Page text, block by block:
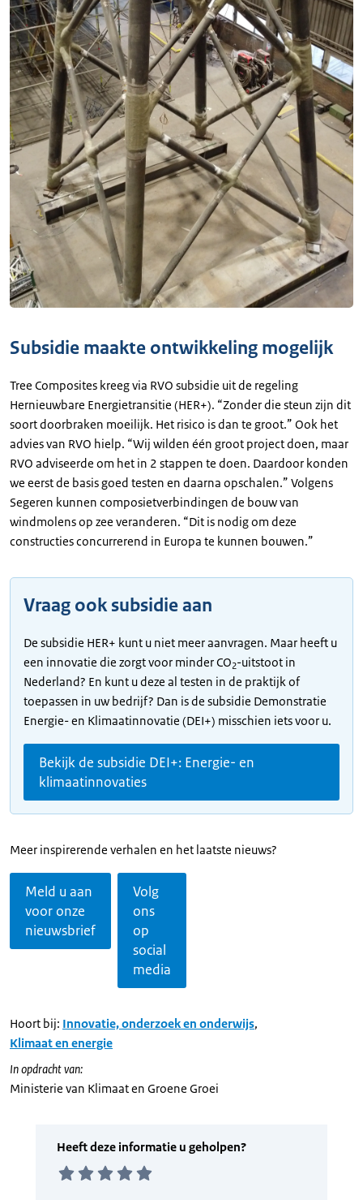
Subsidie maakte ontwikkeling mogelijk
Tree Composites kreeg via RVO subsidie uit de regeling
Hernieuwbare Energietransitie (HER+). “Zonder die steun zijn dit
soort doorbraken moeilijk. Het risico is dan te groot.” Ook het
advies van RVO hielp. “Wij wilden één groot project doen, maar
RVO adviseerde om het in 2 stappen te doen. Daardoor konden
we eerst de basis goed testen en daarna opschalen.” Volgens
Segeren kunnen composietverbindingen de bouw van
windmolens op zee veranderen. “Dit is nodig om deze
constructies concurrerend in Europa te kunnen bouwen.”
Vraag ook subsidie aan
De subsidie HER+ kunt u niet meer aanvragen. Maar heeft u
een innovatie die zorgt voor minder CO2-uitstoot in
Nederland? En kunt u deze al testen in de praktijk of
toepassen in uw bedrijf? Dan is de subsidie Demonstratie
Energie- en Klimaatinnovatie (DEI+) misschien iets voor u.
Bekijk de subsidie DEI+: Energie- en
klimaatinnovaties
Meer inspirerende verhalen en het laatste nieuws?
Meld u aan
voor onze
nieuwsbrief
Volg
ons
op
social
media
Hoort bij: Innovatie, onderzoek en onderwijs,
Klimaat en energie
In opdracht van:
Ministerie van Klimaat en Groene Groei